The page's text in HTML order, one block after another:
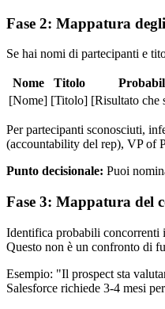
Fase 2: Mappatura
Se hai nomi di partecipanti e
Nome Titolo
[Nome] [Titolo] [Risultato che
Per partecipanti sconosciuti,
(accountability del rep), VP of
Punto decisionale: Puoi
Fase 3: Mappatura del
Identifica probabili concorrenti
Questo non è un confronto di
Esempio: "Il prospect sta
Salesforce richiede 3-4 mesi